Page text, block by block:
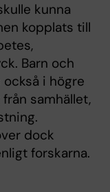
kunna
kopplats till
Barn och
i högre
samhället,
dock
forskarna.